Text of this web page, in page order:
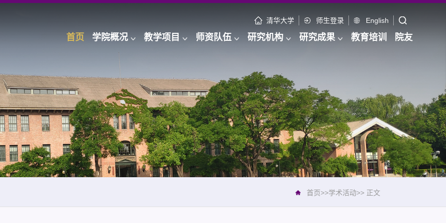
清华大学 师生登录 English
首页 学院概况 教学项目 师资队伍 研究机构 研究成果 教育培训 院友
首页>>学术活动>> 正文